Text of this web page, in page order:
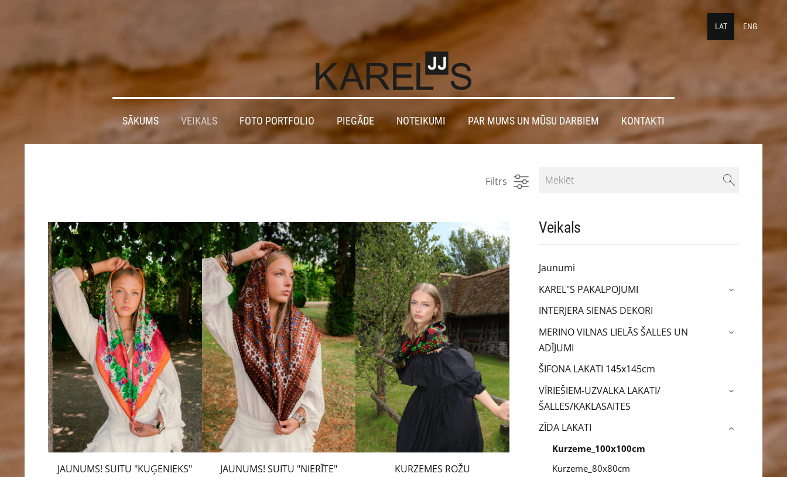
LAT ENG
SĀKUMS VEIKALS FOTO PORTFOLIO PIEGĀDE NOTEIKUMI PAR MUMS UN MŪSU DARBIEM KONTAKTI
Veikals
Jaunumi
KAREL"S PAKALPOJUMI
›
INTERJERA SIENAS DEKORI
MERINO VILNAS LIELĀS ŠALLES UN
ADĪJUMI
›
ŠIFONA LAKATI 145x145cm
VĪRIEŠIEM-UZVALKA LAKATI/
ŠALLES/KAKLASAITES
›
ZĪDA LAKATI
Kurzeme_100x100cm
Kurzeme_80x80cm
›
Filtrs
JAUNUMS! SUITU "KUĢENIEKS"
JAUNUMS! SUITU "NIERĪTE"
KURZEMES ROŽU